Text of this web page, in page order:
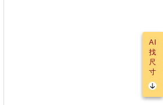
AI
找
尺
寸